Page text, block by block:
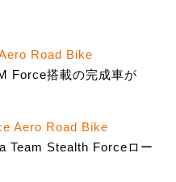
Road Bike
Force搭載の完成車が
Aero Road Bike
Team Stealth Forceロー